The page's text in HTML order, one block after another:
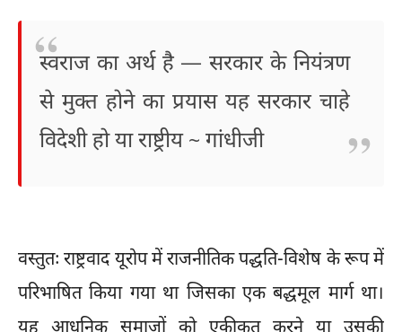
स्वराज का अर्थ है — सरकार के नियंत्रण
से मुक्त होने का प्रयास यह सरकार चाहे
विदेशी हो या राष्ट्रीय ~ गांधीजी
वस्तुतः राष्ट्रवाद यूरोप में राजनीतिक पद्धति-विशेष के रूप में
परिभाषित किया गया था जिसका एक बद्धमूल मार्ग था।